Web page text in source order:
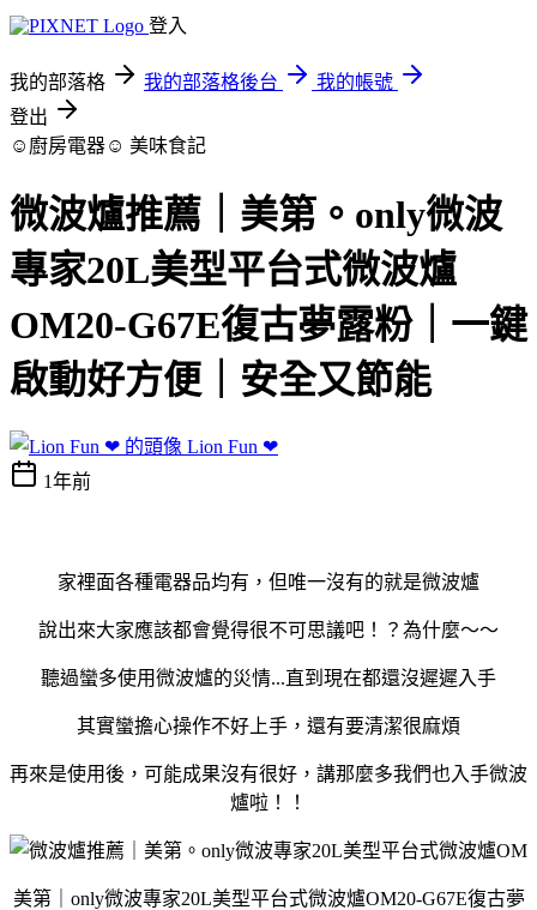
登入
我的部落格 我的部落格後台
我的帳號
登出
☺廚房電器☺ 美味食記
微波爐推薦｜美第。only微波
專家20L美型平台式微波爐
OM20-G67E復古夢露粉｜一鍵
啟動好方便｜安全又節能
Lion Fun ❤
1年前
家裡面各種電器品均有，但唯一沒有的就是微波爐
說出來大家應該都會覺得很不可思議吧！？為什麼～～
聽過蠻多使用微波爐的災情...直到現在都還沒遲遲入手
其實蠻擔心操作不好上手，還有要清潔很麻煩
再來是使用後，可能成果沒有很好，講那麼多我們也入手微波
爐啦！！
美第｜only微波專家20L美型平台式微波爐OM20-G67E復古夢